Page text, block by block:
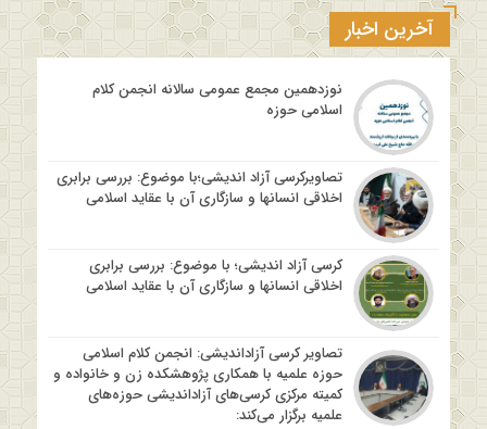
آخرین اخبار
نوزدهمین مجمع عمومی سالانه انجمن کلام
اسلامی حوزه
تصاویرکرسی آزاد اندیشی؛با موضوع: بررسی برابری
اخلاقی انسانها و سازگاری آن با عقاید اسلامی
کرسی آزاد اندیشی؛ با موضوع: بررسی برابری
اخلاقی انسانها و سازگاری آن با عقاید اسلامی
تصاویر کرسی آزاداندیشی: انجمن کلام اسلامی
حوزه علمیه با همکاری پژوهشکده زن و خانواده و
کمیته مرکزی کرسی‌های آزاداندیشی حوزه‌های
علمیه برگزار می‌کند: